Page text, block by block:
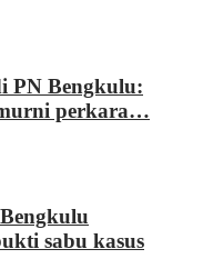
PN Bengkulu:
perkara…
sabu kasus